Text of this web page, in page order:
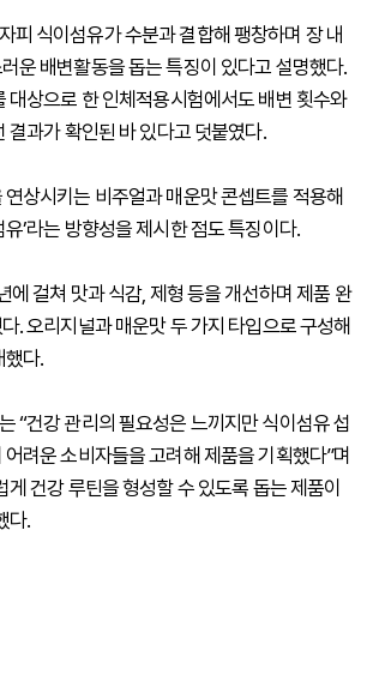
피 식이섬유가 수분과 결합해 팽창하며 장 내
운 배변활동을 돕는 특징이 있다고 설명했다.
대상으로 한 인체적용시험에서도 배변 횟수와
결과가 확인된 바 있다고 덧붙였다.
상시키는 비주얼과 매운맛 콘셉트를 적용해
’라는 방향성을 제시한 점도 특징이다.
에 걸쳐 맛과 식감, 제형 등을 개선하며 제품 완
. 오리지널과 매운맛 두 가지 타입으로 구성해
했다.
“건강 관리의 필요성은 느끼지만 식이섬유 섭
려운 소비자들을 고려해 제품을 기획했다”며
건강 루틴을 형성할 수 있도록 돕는 제품이
다.